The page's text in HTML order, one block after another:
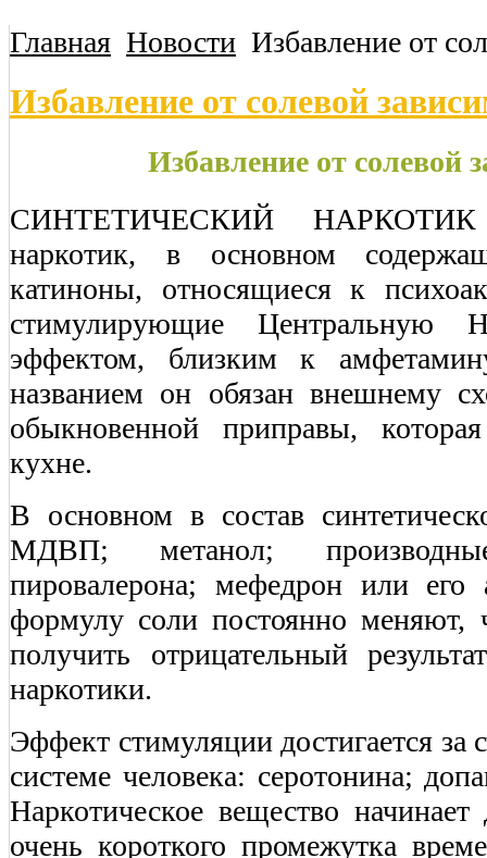
Главная Новости Избавление от
Избавление от солевой
Избавление от солевой
СИНТЕТИЧЕСКИЙ
наркотик, в основном
катиноны, относящиеся к
стимулирующие Центральную
эффектом, близким к
названием он обязан внешнему
обыкновенной приправы,
кухне.
В основном в состав
МДВП; метанол;
пировалерона; мефедрон или
формулу соли постоянно меняют,
получить отрицательный
наркотики.
Эффект стимуляции достигается за
системе человека: серотонина;
Наркотическое вещество начинает
очень короткого промежутка